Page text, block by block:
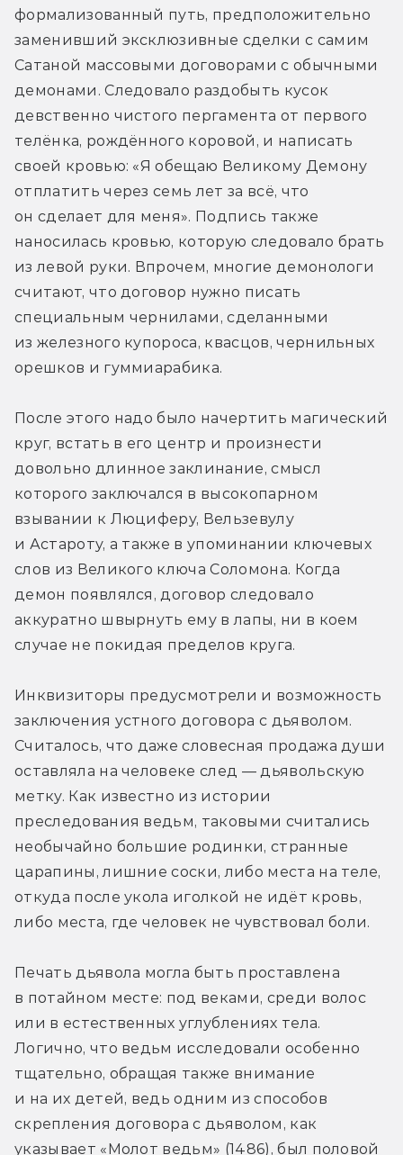
формализованный путь, предположительно
заменивший эксклюзивные сделки с самим
Сатаной массовыми договорами с обычными
демонами. Следовало раздобыть кусок
девственно чистого пергамента от первого
телёнка, рождённого коровой, и написать
своей кровью: «Я обещаю Великому Демону
отплатить через семь лет за всё, что
он сделает для меня». Подпись также
наносилась кровью, которую следовало брать
из левой руки. Впрочем, многие демонологи
считают, что договор нужно писать
специальным чернилами, сделанными
из железного купороса, квасцов, чернильных
орешков и гуммиарабика.
После этого надо было начертить магический
круг, встать в его центр и произнести
довольно длинное заклинание, смысл
которого заключался в высокопарном
взывании к Люциферу, Вельзевулу
и Астароту, а также в упоминании ключевых
слов из Великого ключа Соломона. Когда
демон появлялся, договор следовало
аккуратно швырнуть ему в лапы, ни в коем
случае не покидая пределов круга.
Инквизиторы предусмотрели и возможность
заключения устного договора с дьяволом.
Считалось, что даже словесная продажа души
оставляла на человеке след — дьявольскую
метку. Как известно из истории
преследования ведьм, таковыми считались
необычайно большие родинки, странные
царапины, лишние соски, либо места на теле,
откуда после укола иголкой не идёт кровь,
либо места, где человек не чувствовал боли.
Печать дьявола могла быть проставлена
в потайном месте: под веками, среди волос
или в естественных углублениях тела.
Логично, что ведьм исследовали особенно
тщательно, обращая также внимание
и на их детей, ведь одним из способов
скрепления договора с дьяволом, как
указывает «Молот ведьм» (1486), был половой